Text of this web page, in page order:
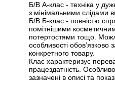
Б/В А-клас - техніка у
з мінімальними слідами
Б/В Б-клас - повністю
помітнішими
потертостями тощо.
особливості обов’язково
конкретного товару.
Клас характеризує
працездатність.
зазначені в описі та